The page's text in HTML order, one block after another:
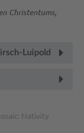
Christentums,
Luipold
Nativity